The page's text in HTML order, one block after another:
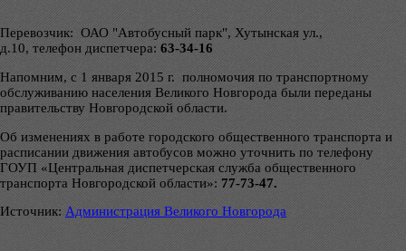
Перевозчик: ОАО "Автобусный парк", Хутынская ул.,
д.10, телефон диспетчера: 63-34-16
Напомним, с 1 января 2015 г. полномочия по транспортному
обслуживанию населения Великого Новгорода были переданы
правительству Новгородской области.
Об изменениях в работе городского общественного транспорта и
расписании движения автобусов можно уточнить по телефону
ГОУП «Центральная диспетчерская служба общественного
транспорта Новгородской области»: 77-73-47.
Источник: Администрация Великого Новгорода